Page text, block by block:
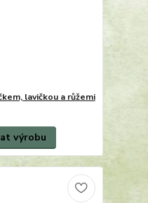
lavičkou a růžemi
výrobu